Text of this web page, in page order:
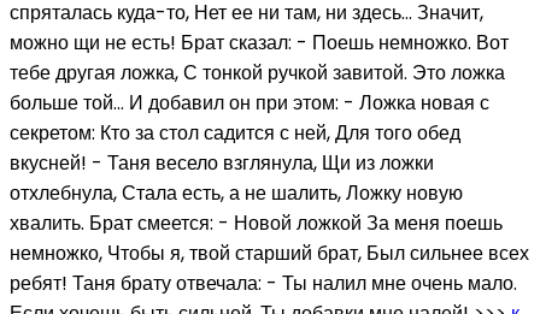
спряталась куда-то, Нет ее ни там, ни здесь… Значит,
можно щи не есть! Брат сказал: - Поешь немножко. Вот
тебе другая ложка, С тонкой ручкой завитой. Это ложка
больше той… И добавил он при этом: - Ложка новая с
секретом: Кто за стол садится с ней, Для того обед
вкусней! - Таня весело взглянула, Щи из ложки
отхлебнула, Стала есть, а не шалить, Ложку новую
хвалить. Брат смеется: - Новой ложкой За меня поешь
немножко, Чтобы я, твой старший брат, Был сильнее всех
ребят! Таня брату отвечала: - Ты налил мне очень мало.